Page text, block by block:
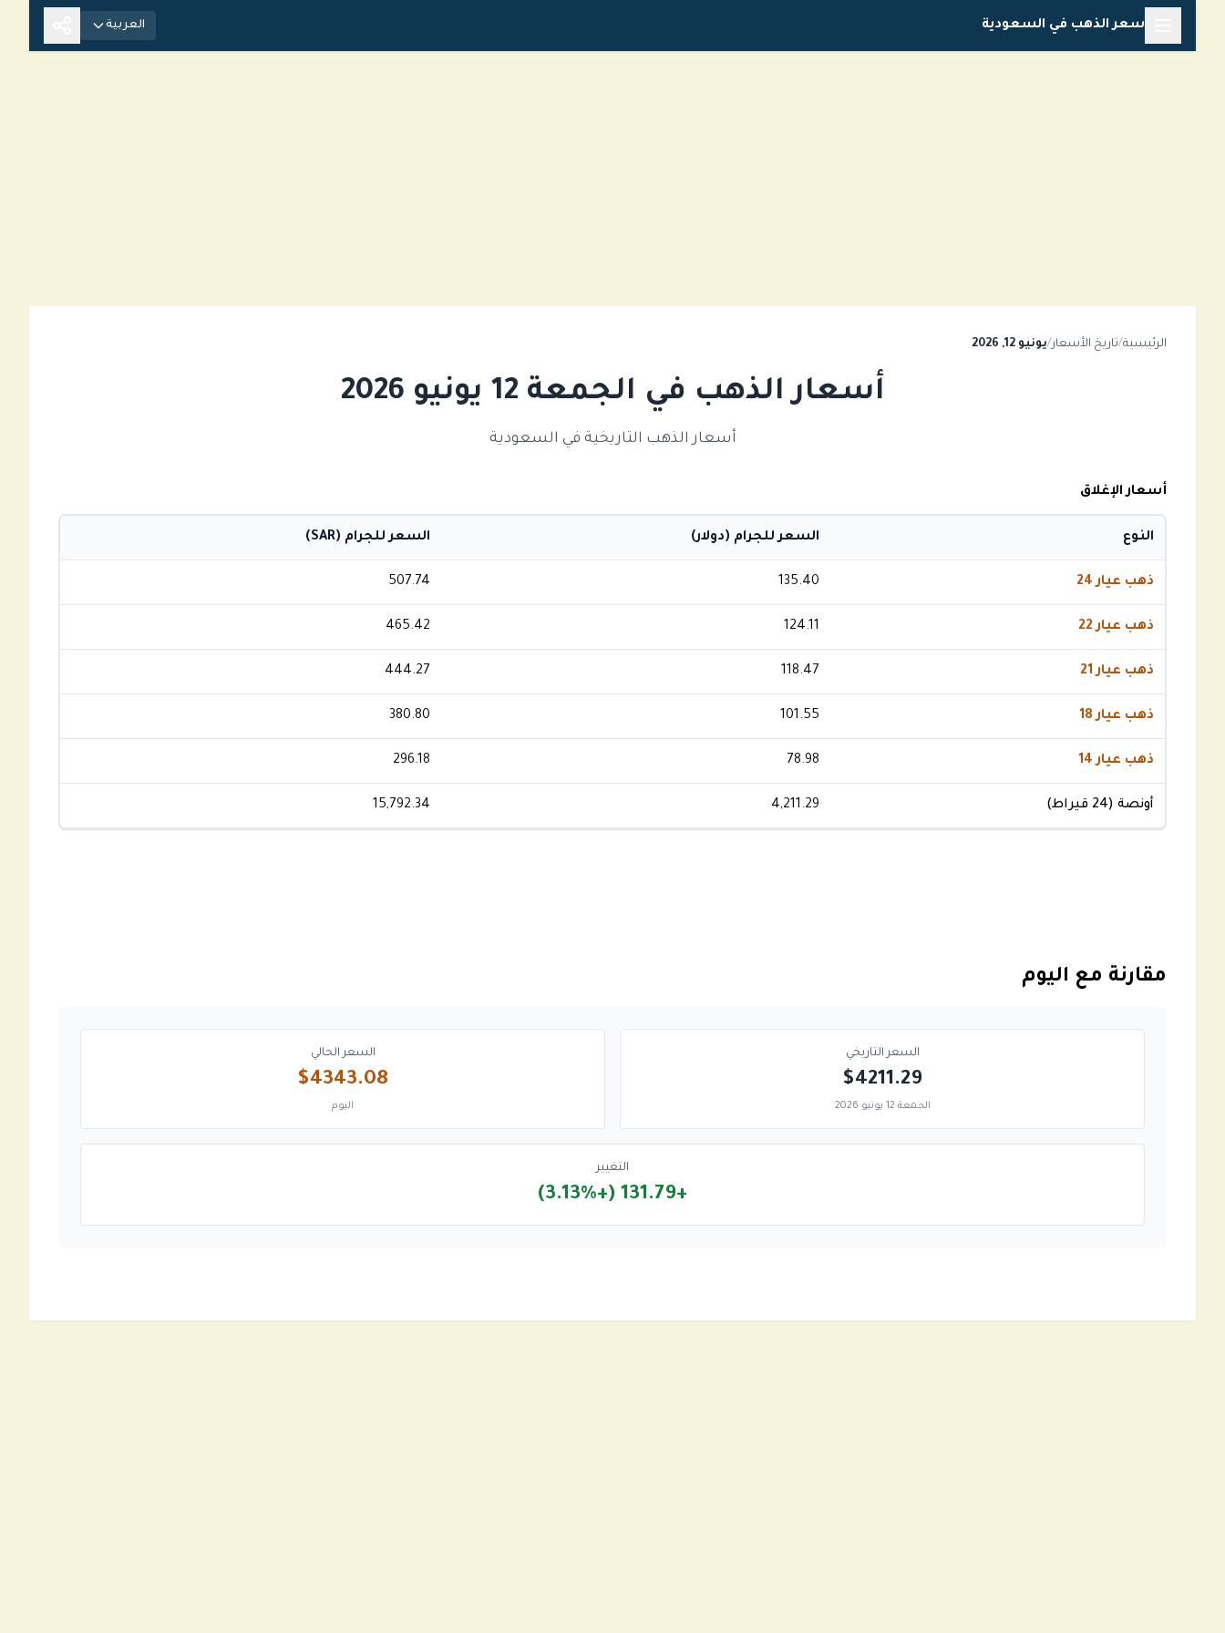
المحتوى
سعر الذهب في السعودية العربية
الرئيسية/تاريخ الأسعار/يونيو 12, 2026
أسعار الذهب في الجمعة 12 يونيو 2026
أسعار الذهب التاريخية في السعودية
أسعار الإغلاق
النوع السعر للجرام (دولار) السعر للجرام (SAR)
ذهب عيار 24 135.40
507.74
ذهب عيار 22 124.11
465.42
ذهب عيار 21 118.47
444.27
ذهب عيار 18 101.55
380.80
ذهب عيار 14 78.98
296.18
أونصة (24 قيراط) 4,211.29
15,792.34
مقارنة مع اليوم
السعر التاريخي
$4211.29
الجمعة 12 يونيو 2026
السعر الحالي
$4343.08
اليوم
التغيير
+131.79 (+3.13%)